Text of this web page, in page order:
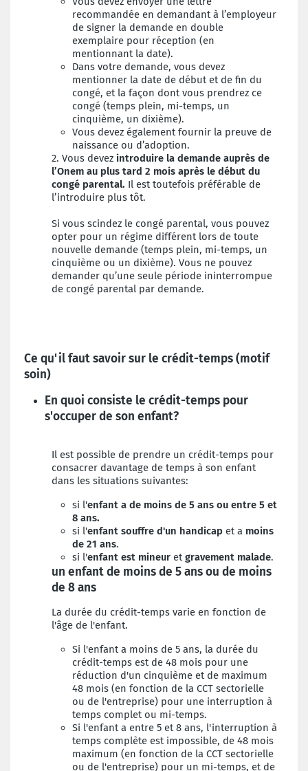
recommandée en demandant à l’employeur
de signer la demande en double
exemplaire pour réception (en
mentionnant la date).
Dans votre demande, vous devez
mentionner la date de début et de fin du
congé, et la façon dont vous prendrez ce
congé (temps plein, mi-temps, un
cinquième, un dixième).
Vous devez également fournir la preuve de
naissance ou d’adoption.
2. Vous devez introduire la demande auprès de
l’Onem au plus tard 2 mois après le début du
congé parental. Il est toutefois préférable de
l’introduire plus tôt.
Si vous scindez le congé parental, vous pouvez
opter pour un régime différent lors de toute
nouvelle demande (temps plein, mi-temps, un
cinquième ou un dixième). Vous ne pouvez
demander qu’une seule période ininterrompue
de congé parental par demande.
Ce qu'il faut savoir sur le crédit-temps (motif
soin)
En quoi consiste le crédit-temps pour
s'occuper de son enfant?
Il est possible de prendre un crédit-temps pour
consacrer davantage de temps à son enfant
dans les situations suivantes:
si l'enfant a de moins de 5 ans ou entre 5 et
8 ans.
si l'enfant souffre d'un handicap et a moins
de 21 ans.
si l'enfant est mineur et gravement malade.
un enfant de moins de 5 ans ou de moins
de 8 ans
La durée du crédit-temps varie en fonction de
l'âge de l'enfant.
Si l'enfant a moins de 5 ans, la durée du
crédit-temps est de 48 mois pour une
réduction d'un cinquième et de maximum
48 mois (en fonction de la CCT sectorielle
ou de l'entreprise) pour une interruption à
temps complet ou mi-temps.
Si l'enfant a entre 5 et 8 ans, l'interruption à
temps complète est impossible, de 48 mois
maximum (en fonction de la CCT sectorielle
ou de l'entreprise) pour un mi-temps, et de